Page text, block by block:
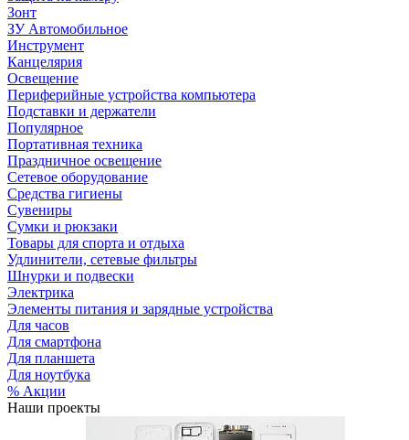
Зонт
ЗУ Автомобильное
Инструмент
Канцелярия
Освещение
Периферийные устройства компьютера
Подставки и держатели
Популярное
Портативная техника
Праздничное освещение
Сетевое оборудование
Средства гигиены
Сувениры
Сумки и рюкзаки
Товары для спорта и отдыха
Удлинители, сетевые фильтры
Шнурки и подвески
Электрика
Элементы питания и зарядные устройства
Для часов
Для смартфона
Для планшета
Для ноутбука
% Акции
Наши проекты